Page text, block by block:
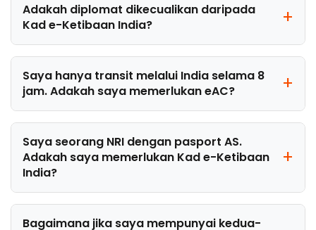
Adakah diplomat dikecualikan daripada
Kad e-Ketibaan India?
Saya hanya transit melalui India selama 8
jam. Adakah saya memerlukan eAC?
Saya seorang NRI dengan pasport AS.
Adakah saya memerlukan Kad e-Ketibaan
India?
Bagaimana jika saya mempunyai kedua-